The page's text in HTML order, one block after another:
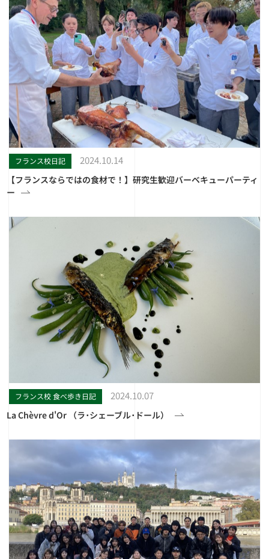
フランス校日記 2024.10.14
【フランスならではの食材で！】研究生歓迎バーベキューパーティ
ー
フランス校 食べ歩き日記 2024.10.07
La Chèvre d'Or （ラ･シェーブル･ドール）